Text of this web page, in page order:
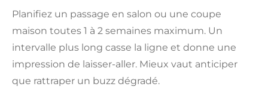
Planifiez un passage en salon ou une coupe
maison toutes 1 à 2 semaines maximum. Un
intervalle plus long casse la ligne et donne une
impression de laisser-aller. Mieux vaut anticiper
que rattraper un buzz dégradé.